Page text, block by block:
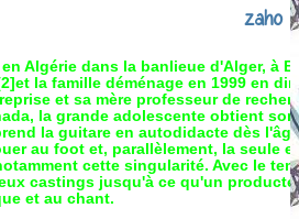
zaho
Algérie dans la banlieue d'Alger, à
la famille déménage en 1999 en
et sa mère professeur de
la grande adolescente obtient
la guitare en autodidacte dès
au foot et, parallèlement, la seule
cette singularité. Avec le
castings jusqu'à ce qu'un
et au chant.